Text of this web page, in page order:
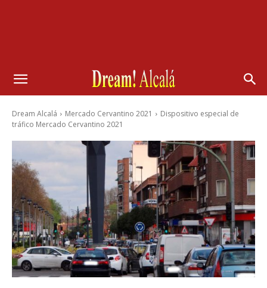
Dream Alcalá Mercado Cervantino 2021
Dispositivo especial de
tráfico Mercado Cervantino 2021